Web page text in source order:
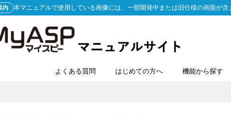
内 本マニュアルで使用している画像には、一部開発中または旧仕様の画面が
よくある質問 はじめての方へ 機能から探す